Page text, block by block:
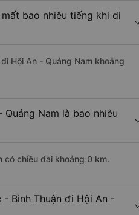
bao nhiêu tiếng khi di
Hội An - Quảng Nam khoảng
Nam là bao nhiêu
có chiều dài khoảng 0 km.
- Bình Thuận đi Hội An -